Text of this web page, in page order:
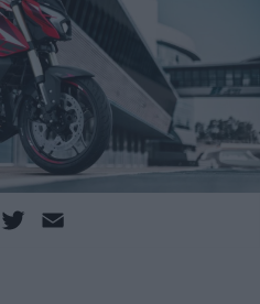
Facebook
Twitter